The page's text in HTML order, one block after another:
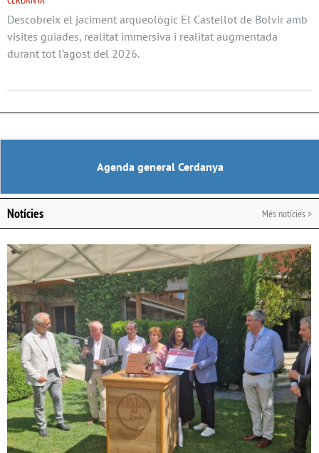
Descobreix el jaciment arqueològic El Castellot de Bolvir amb
visites guiades, realitat immersiva i realitat augmentada
durant tot l’agost del 2026.
Agenda general Cerdanya
Notícies Més notícies >